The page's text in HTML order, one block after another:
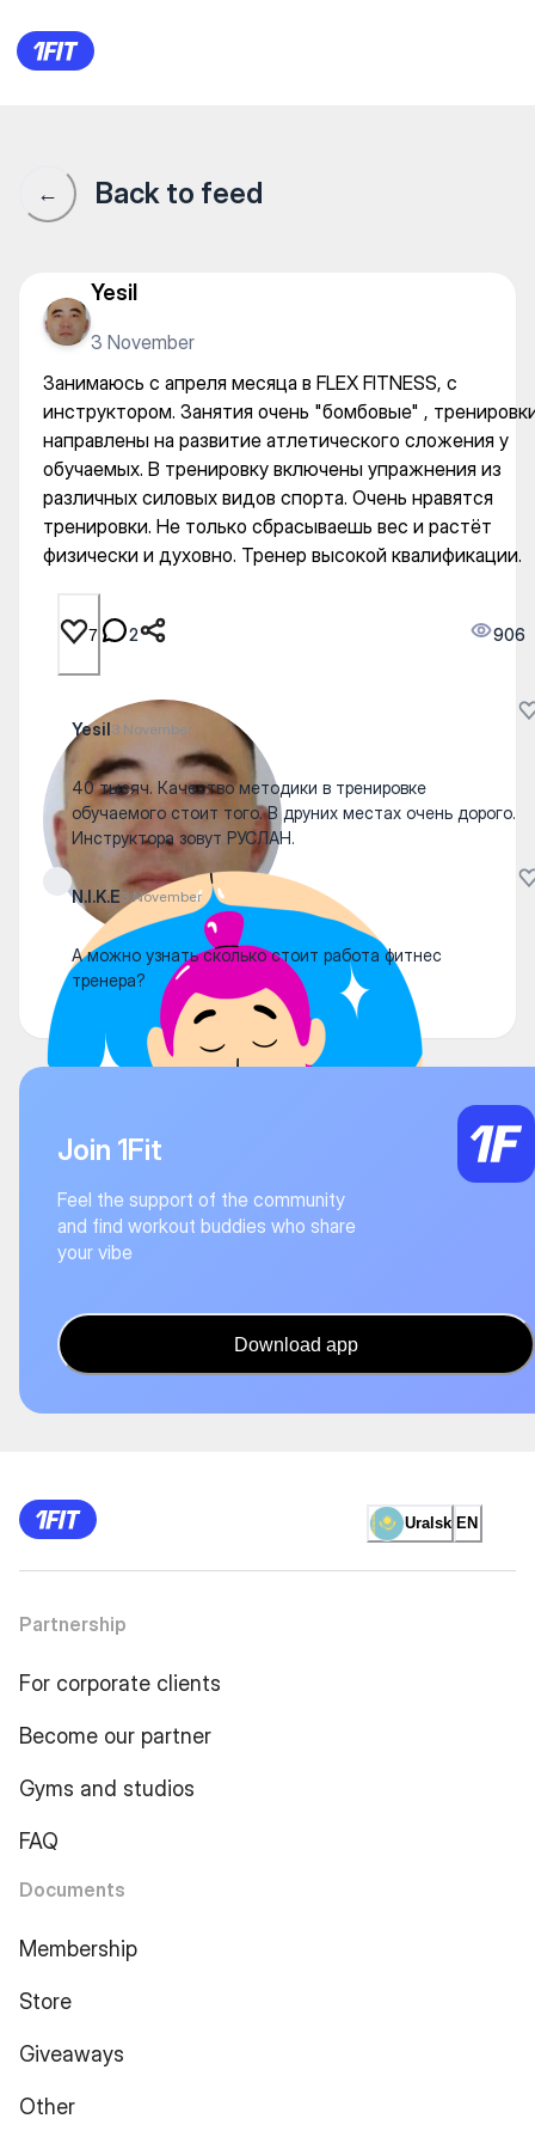
Занимаюсь с апреля
← Back to feed
Yesil
3 November
Занимаюсь с апреля месяца в FLEX FITNESS, с
инструктором. Занятия очень "бомбовые" ,
направлены на развитие атлетического сложения у
обучаемых. В тренировку включены упражнения из
различных силовых видов спорта. Очень нравятся
тренировки. Не только сбрасываешь вес и растёт
физически и духовно. Тренер высокой квалификации.
7 2 906
Yesil3 November
40 тысяч. Качество методики в тренировке
обучаемого стоит того. В друних местах очень дорого.
Инструктора зовут РУСЛАН.
N.I.K.E3 November
А можно узнать сколько стоит работа фитнес
тренера?
Join 1Fit
Feel the support of the community
and find workout buddies who share
your vibe
Download app
Uralsk EN
Partnership
For corporate clients
Become our partner
Gyms and studios
FAQ
Documents
Membership
Store
Giveaways
Other